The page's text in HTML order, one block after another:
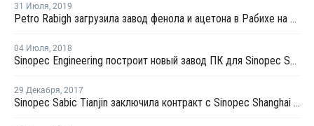
31 Июля, 2019
Petro Rabigh загрузила завод фенола и ацетона в Рабихе на полную мощность после перезапуска
04 Июля, 2018
Sinopec Engineering построит новый завод ПК для Sinopec Sabic Tianjin в Китае
29 Декабря, 2017
Sinopec Sabic Tianjin заключила контракт с Sinopec Shanghai Engineering на строительство нового завода ПК в Китае